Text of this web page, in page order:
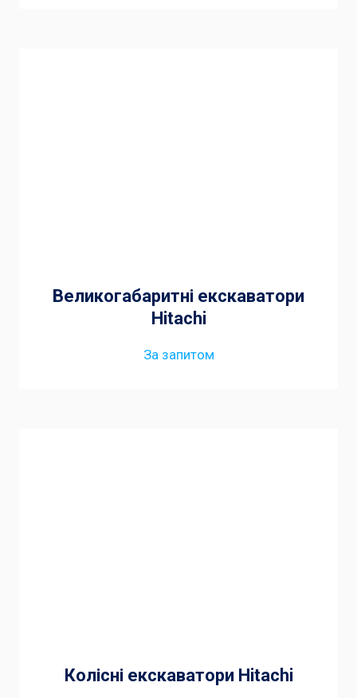
Великогабаритні екскаватори
Hitachi
За запитом
Колісні екскаватори Hitachi